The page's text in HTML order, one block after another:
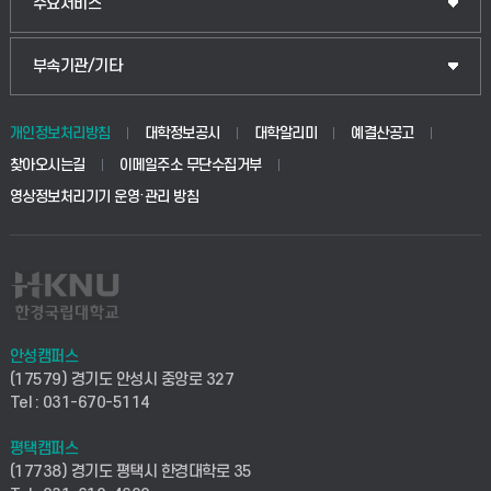
생명공학부
사회안전시스템공학부
컴퓨터응용수학부
ICT로봇기계공학부
공공정책대학원
교육대학원
웹메일
학사시스템(전문학사 및 전공심화)
사이버캠퍼스(전문학사 및 전공심화)
시설바로처리서비스
연구실안전관리시스템
산학연구관리시스템
부속기관/기타
중앙도서관
학생생활관(안성)
산학협력단
취업지원센터
창업지원센터
현장실습지원센터
개인정보처리방침 대학정보공시 대학알리미
예결산공고
찾아오시는길
이메일주소 무단수집거부
영상정보처리기기 운영·관리 방침
안성캠퍼스
(17579) 경기도 안성시 중앙로 327
Tel : 031-670-5114
평택캠퍼스
(17738) 경기도 평택시 한경대학로 35